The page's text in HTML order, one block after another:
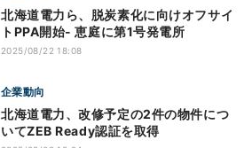
北海道電力ら、脱炭素化に向けオフサイ
トPPA開始- 恵庭に第1号発電所
2025/08/22 18:08
企業動向
北海道電力、改修予定の2件の物件につ
いてZEB Ready認証を取得